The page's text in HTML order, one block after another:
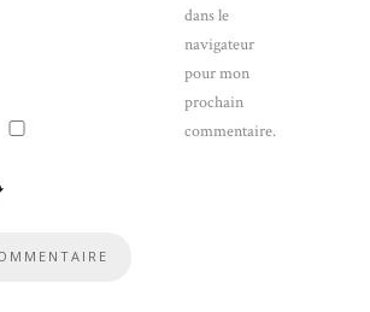
dans le
navigateur
pour mon
prochain
commentaire.